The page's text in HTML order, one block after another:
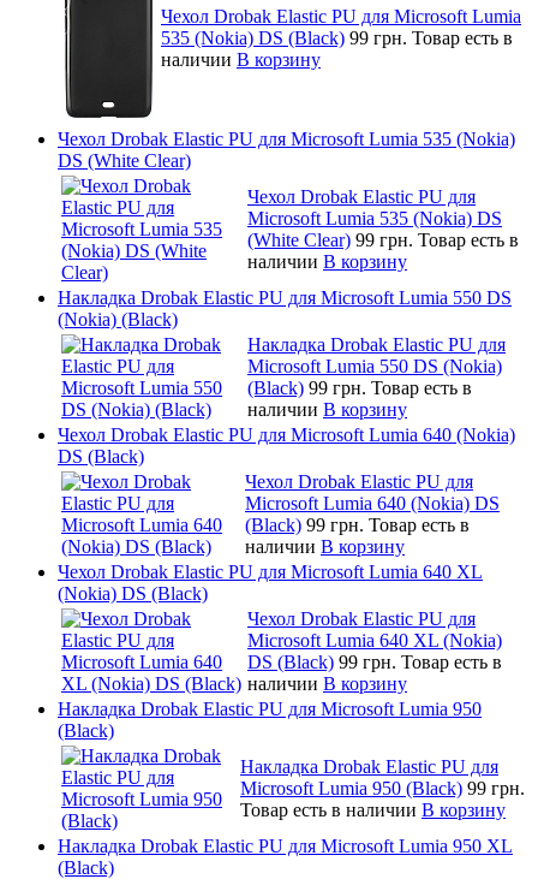
Чехол Drobak Elastic PU для Microsoft Lumia
535 (Nokia) DS (Black) 99 грн. Товар есть в
наличии В корзину
Чехол Drobak Elastic PU для Microsoft Lumia 535 (Nokia)
DS (White Clear)
Чехол Drobak Elastic PU для
Microsoft Lumia 535 (Nokia) DS
(White Clear) 99 грн. Товар есть в
наличии В корзину
Накладка Drobak Elastic PU для Microsoft Lumia 550 DS
(Nokia) (Black)
Накладка Drobak Elastic PU для
Microsoft Lumia 550 DS (Nokia)
(Black) 99 грн. Товар есть в
наличии В корзину
Чехол Drobak Elastic PU для Microsoft Lumia 640 (Nokia)
DS (Black)
Чехол Drobak Elastic PU для
Microsoft Lumia 640 (Nokia) DS
(Black) 99 грн. Товар есть в
наличии В корзину
Чехол Drobak Elastic PU для Microsoft Lumia 640 XL
(Nokia) DS (Black)
Чехол Drobak Elastic PU для
Microsoft Lumia 640 XL (Nokia)
DS (Black) 99 грн. Товар есть в
наличии В корзину
Накладка Drobak Elastic PU для Microsoft Lumia 950
(Black)
Накладка Drobak Elastic PU для
Microsoft Lumia 950 (Black) 99 грн.
Товар есть в наличии В корзину
Накладка Drobak Elastic PU для Microsoft Lumia 950 XL
(Black)